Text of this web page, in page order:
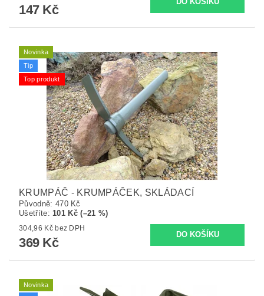
147 Kč
Novinka
Tip
Top produkt
KRUMPÁČ - KRUMPÁČEK, SKLÁDACÍ
Původně: 470 Kč
Ušetříte: 101 Kč (–21 %)
304,96 Kč bez DPH
369 Kč
Novinka